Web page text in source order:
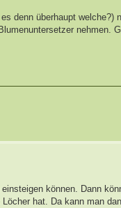
denn überhaupt
nehmen.
können. Dann
hat. Da kann man